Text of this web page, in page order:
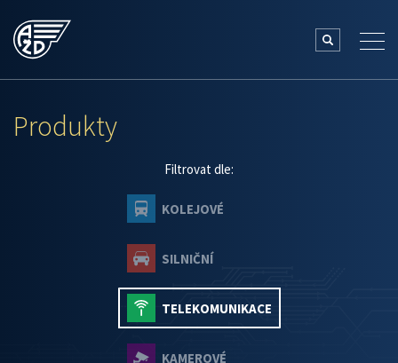
Produkty
Filtrovat dle:
KOLEJOVÉ
SILNIČNÍ
TELEKOMUNIKACE
KAMEROVÉ